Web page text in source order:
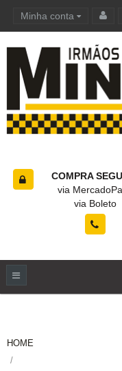
Minha conta
COMPRA
via
via Boleto
HOME